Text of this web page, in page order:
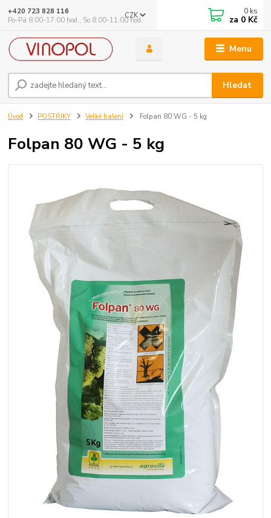
Menu
CZK
Hledat
+420 723 828 116
Po-Pá 8:00-17:00 hod., So 8:00-11:00 hod.
0 ks
za 0 Kč
Úvod POSTŘIKY Velké balení Folpan 80 WG - 5 kg
Folpan 80 WG - 5 kg